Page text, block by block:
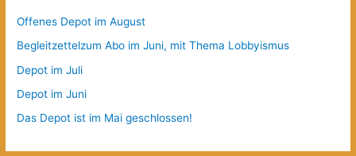
Offenes Depot im August
Begleitzettelzum Abo im Juni, mit Thema Lobbyismus
Depot im Juli
Depot im Juni
Das Depot ist im Mai geschlossen!